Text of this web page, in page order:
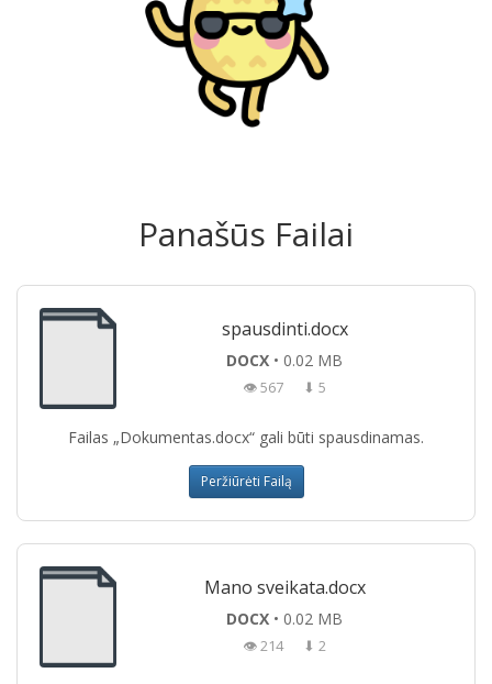
Panašūs Failai
spausdinti.docx
DOCX • 0.02 MB
👁 567 ⬇ 5
Failas „Dokumentas.docx“ gali būti spausdinamas.
Peržiūrėti Failą
Mano sveikata.docx
DOCX • 0.02 MB
👁 214 ⬇ 2